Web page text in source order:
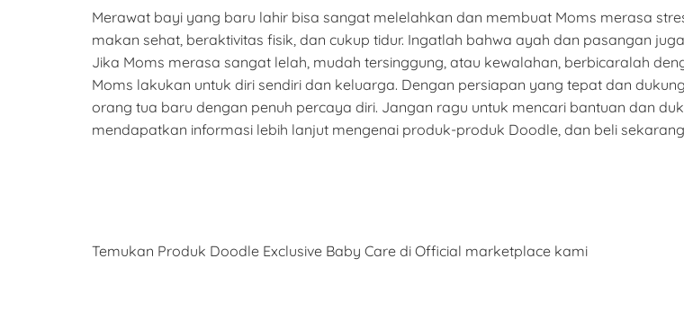
Merawat bayi yang baru lahir bisa sangat melelahkan dan membuat Moms merasa
makan sehat, beraktivitas fisik, dan cukup tidur. Ingatlah bahwa ayah dan pasangan
Jika Moms merasa sangat lelah, mudah tersinggung, atau kewalahan, berbicaralah
Moms lakukan untuk diri sendiri dan keluarga. Dengan persiapan yang tepat dan
orang tua baru dengan penuh percaya diri. Jangan ragu untuk mencari bantuan dan
mendapatkan informasi lebih lanjut mengenai produk-produk Doodle, dan beli
Temukan Produk Doodle Exclusive Baby Care di Official marketplace kami